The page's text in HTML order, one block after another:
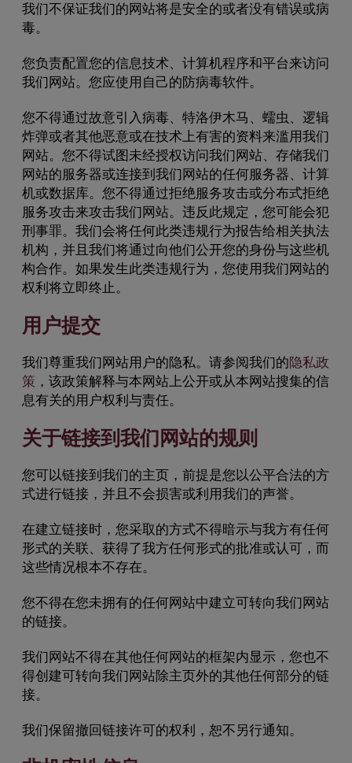
我们不保证我们的网站将是安全的或者没有错误或病
毒。
您负责配置您的信息技术、计算机程序和平台来访问
我们网站。您应使用自己的防病毒软件。
您不得通过故意引入病毒、特洛伊木马、蠕虫、逻辑
炸弹或者其他恶意或在技术上有害的资料来滥用我们
网站。您不得试图未经授权访问我们网站、存储我们
网站的服务器或连接到我们网站的任何服务器、计算
机或数据库。您不得通过拒绝服务攻击或分布式拒绝
服务攻击来攻击我们网站。违反此规定，您可能会犯
刑事罪。我们会将任何此类违规行为报告给相关执法
机构，并且我们将通过向他们公开您的身份与这些机
构合作。如果发生此类违规行为，您使用我们网站的
权利将立即终止。
用户提交
我们尊重我们网站用户的隐私。请参阅我们的隐私政
策 ，该政策解释与本网站上公开或从本网站搜集的信
息有关的用户权利与责任。
关于链接到我们网站的规则
您可以链接到我们的主页，前提是您以公平合法的方
式进行链接，并且不会损害或利用我们的声誉。
在建立链接时，您采取的方式不得暗示与我方有任何
形式的关联、获得了我方任何形式的批准或认可，而
这些情况根本不存在。
您不得在您未拥有的任何网站中建立可转向我们网站
的链接。
我们网站不得在其他任何网站的框架内显示，您也不
得创建可转向我们网站除主页外的其他任何部分的链
接。
我们保留撤回链接许可的权利，恕不另行通知。